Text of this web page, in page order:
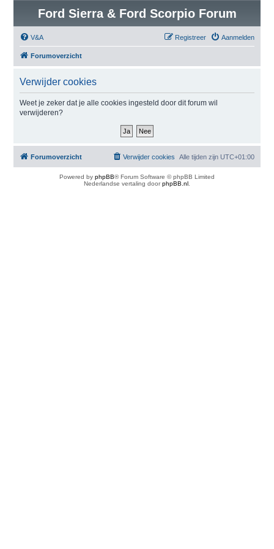
Ford Sierra & Ford Scorpio Forum
V&A Aanmelden
Registreer
Forumoverzicht
Verwijder cookies
Weet je zeker dat je alle cookies ingesteld door dit forum wil
verwijderen?
Forumoverzicht Alle tijden zijn UTC+01:00
Verwijder cookies
Powered by phpBB® Forum Software © phpBB Limited
Nederlandse vertaling doorphpBB.nl